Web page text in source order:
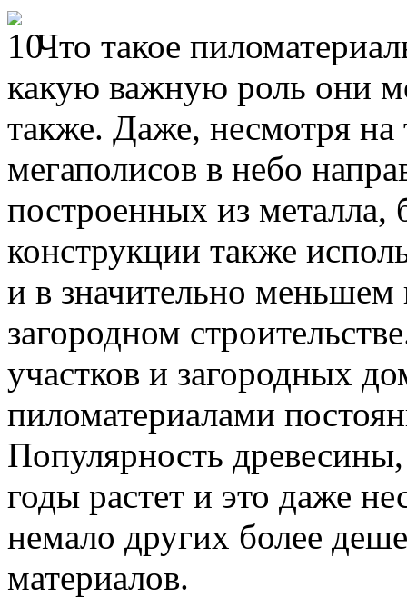
Что такое
какую важную роль они
также. Даже, несмотря на
мегаполисов в небо
построенных из металла,
конструкции также
и в значительно меньшем
загородном
участков и загородных
пиломатериалами
Популярность
годы растет и это даже
немало других более
материалов.